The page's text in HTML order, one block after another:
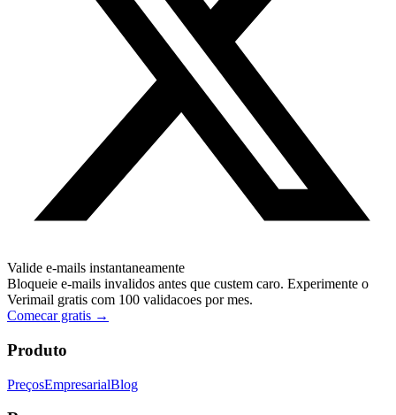
Valide e-mails instantaneamente
Bloqueie e-mails invalidos antes que custem caro. Experimente o
Verimail gratis com 100 validacoes por mes.
Comecar gratis →
Produto
PreçosEmpresarialBlog